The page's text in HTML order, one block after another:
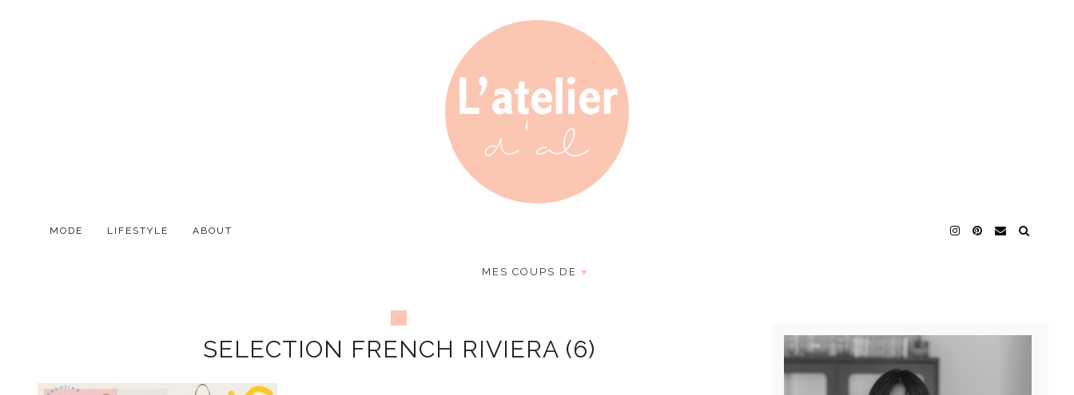
MODE LIFESTYLE ABOUT
MES COUPS DE ♥
SELECTION FRENCH RIVIERA (6)